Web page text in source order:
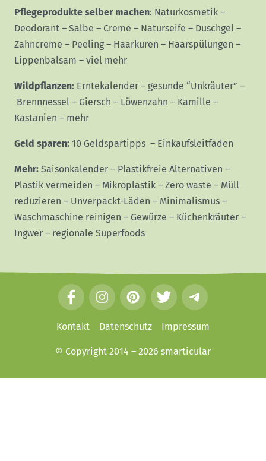
Pflegeprodukte selber machen: Naturkosmetik –
Deodorant – Salbe – Creme – Naturseife – Duschgel –
Zahncreme – Peeling – Haarkuren – Haarspülungen –
Lippenbalsam – viel mehr
Wildpflanzen: Erntekalender – gesunde “Unkräuter” –
Brennnessel – Giersch – Löwenzahn – Kamille –
Kastanien – mehr
Geld sparen: 10 Geldspartipps – Einkaufsleitfaden
Mehr: Saisonkalender – Plastikfreie Alternativen –
Plastik vermeiden – Mikroplastik – Zero waste – Müll
reduzieren – Unverpackt-Läden – Minimalismus –
Waschmaschine reinigen – Gewürze – Küchenkräuter –
Ingwer – regionale Superfoods
a
c
b
o
n
a
r
P
i
n
e
e
T
w
t
r
T
e
l
g
a
Kontakt Datenschutz Impressum
© Copyright 2014 – 2026 smarticular